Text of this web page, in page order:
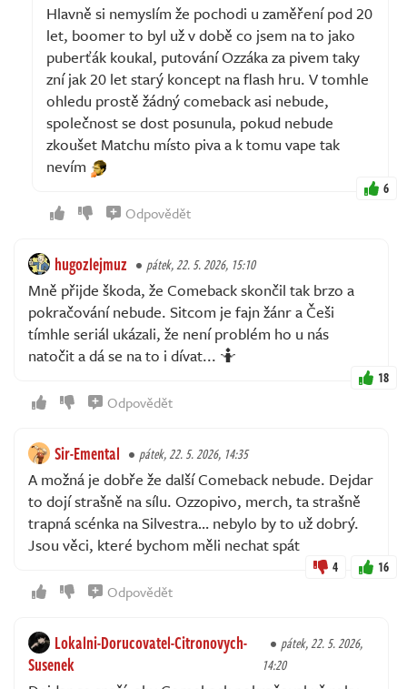
Hlavně si nemyslím že pochodi u zaměření pod 20
let, boomer to byl už v době co jsem na to jako
puberťák koukal, putování Ozzáka za pivem taky
zní jak 20 let starý koncept na flash hru. V tomhle
ohledu prostě žádný comeback asi nebude,
společnost se dost posunula, pokud nebude
zkoušet Matchu místo piva a k tomu vape tak
nevím
6
Odpovědět
hugozlejmuz pátek, 22. 5. 2026, 15:10
Mně přijde škoda, že Comeback skončil tak brzo a
pokračování nebude. Sitcom je fajn žánr a Češi
tímhle seriál ukázali, že není problém ho u nás
natočit a dá se na to i dívat... 🤷
18
Odpovědět
Sir-Emental pátek, 22. 5. 2026, 14:35
A možná je dobře že další Comeback nebude. Dejdar
to dojí strašně na sílu. Ozzopivo, merch, ta strašně
trapná scénka na Silvestra… nebylo by to už dobrý.
Jsou věci, které bychom měli nechat spát
4 16
Odpovědět
Lokalni-Dorucovatel-Citronovych-
Susenek
pátek, 22. 5. 2026,
14:20